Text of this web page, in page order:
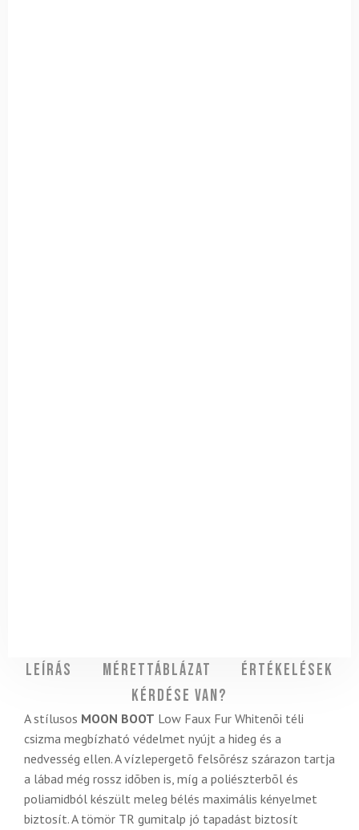
Leírás Mérettáblázat
Értékelések
Kérdése van?
A stílusos MOON BOOT Low Faux Fur Whitenõi téli
csizma megbízható védelmet nyújt a hideg és a
nedvesség ellen. A vízlepergetõ felsõrész szárazon tartja
a lábad még rossz idõben is, míg a poliészterbõl és
poliamidból készült meleg bélés maximális kényelmet
biztosít. A tömör TR gumitalp jó tapadást biztosít